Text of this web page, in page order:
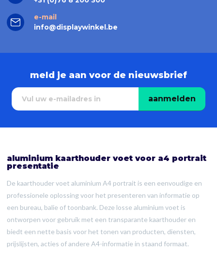
e-mail
info@displaywinkel.be
meld je aan voor de nieuwsbrief
aanmelden
aluminium kaarthouder voet voor a4 portrait
presentatie
De kaarthouder voet aluminium A4 portrait is een eenvoudige en
professionele oplossing voor het presenteren van informatie op
een bureau, balie of toonbank. Deze losse aluminium voet is
ontworpen voor gebruik met een transparante kaarthouder en
biedt een nette basis voor het tonen van producten, diensten,
prijslijsten, acties of andere A4-informatie in staand formaat.